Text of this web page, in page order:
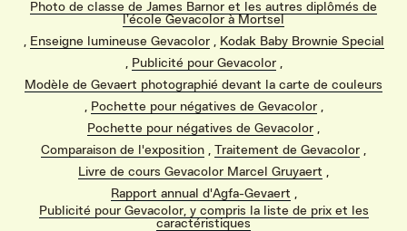
Photo de classe de James Barnor et les autres diplômés de
l’école Gevacolor à Mortsel
, Enseigne lumineuse Gevacolor, Kodak Baby Brownie Special
, Publicité pour Gevacolor,
Modèle de Gevaert photographié devant la carte de couleurs
, Pochette pour négatives de Gevacolor,
Pochette pour négatives de Gevacolor ,
Comparaison de l'exposition , Traitement de Gevacolor ,
Livre de cours Gevacolor Marcel Gruyaert ,
Rapport annual d'Agfa-Gevaert ,
Publicité pour Gevacolor, y compris la liste de prix et les
caractéristiques
VIND EXPO’S, ACTIVITEITEN & INFORMATIE